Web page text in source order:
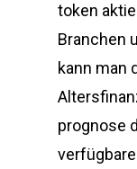
token
Branchen
kann man
prognose